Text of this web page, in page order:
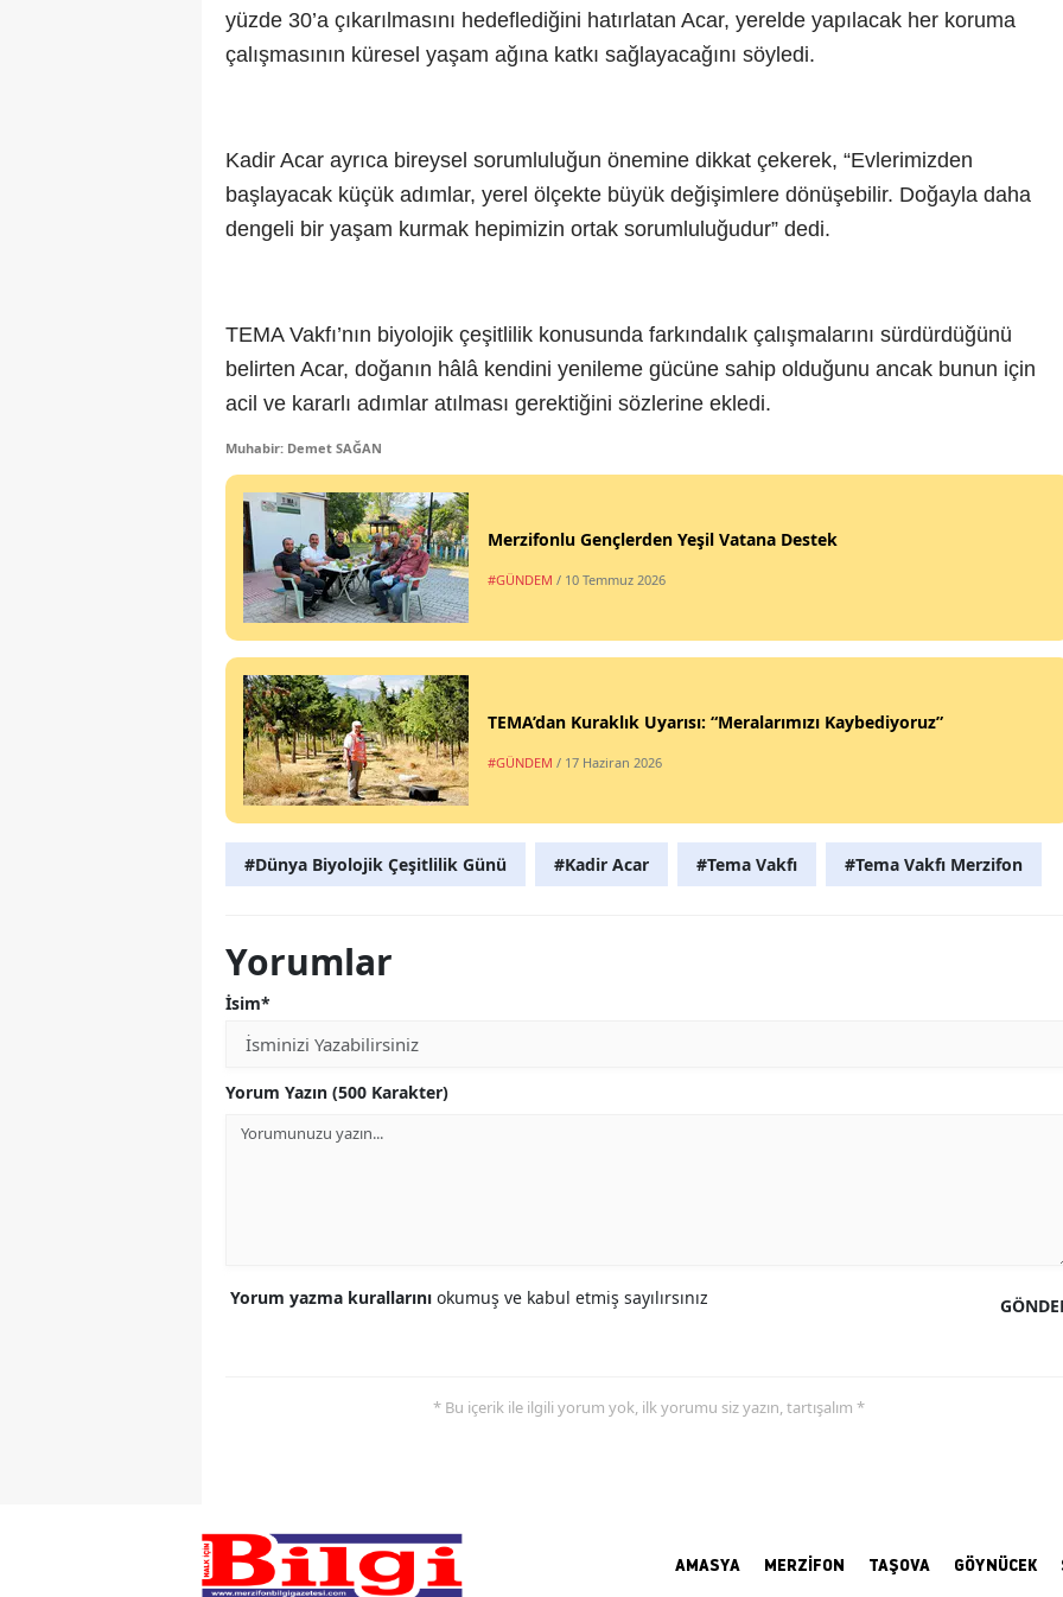
yüzde 30’a çıkarılmasını hedeflediğini hatırlatan Acar, yerelde yapılacak her koruma
çalışmasının küresel yaşam ağına katkı sağlayacağını söyledi.
Kadir Acar ayrıca bireysel sorumluluğun önemine dikkat çekerek, “Evlerimizden
başlayacak küçük adımlar, yerel ölçekte büyük değişimlere dönüşebilir. Doğayla daha
dengeli bir yaşam kurmak hepimizin ortak sorumluluğudur” dedi.
TEMA Vakfı’nın biyolojik çeşitlilik konusunda farkındalık çalışmalarını sürdürdüğünü
belirten Acar, doğanın hâlâ kendini yenileme gücüne sahip olduğunu ancak bunun için
acil ve kararlı adımlar atılması gerektiğini sözlerine ekledi.
Muhabir: Demet SAĞAN
Merzifonlu Gençlerden Yeşil Vatana Destek
#GÜNDEM / 10 Temmuz 2026
TEMA’dan Kuraklık Uyarısı: “Meralarımızı Kaybediyoruz”
#GÜNDEM / 17 Haziran 2026
#Dünya Biyolojik Çeşitlilik Günü #Kadir Acar #Tema Vakfı #Tema Vakfı Merzifon
Yorumlar
İsim*
Yorum Yazın (500 Karakter)
Yorum yazma kurallarını okumuş ve kabul etmiş sayılırsınız
* Bu içerik ile ilgili yorum yok, ilk yorumu siz yazın, tartışalım *
AMASYA MERZİFON TAŞOVA GÖYNÜCEK